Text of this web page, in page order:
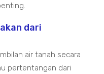
dari
air tanah secara
pertentangan dari